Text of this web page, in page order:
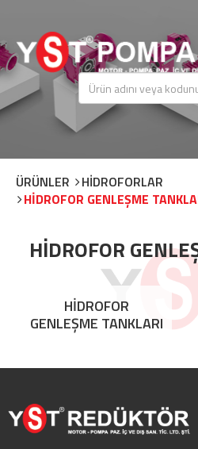
ÜRÜNLER
HİDROFORLAR
HİDROFOR GENLEŞME
HİDROFOR
HİDROFOR
GENLEŞME TANKLARI